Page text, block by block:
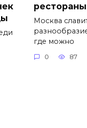
Москва
где можно
0 87